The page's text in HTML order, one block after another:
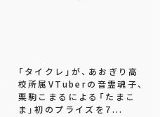
「タイクレ」が、あおぎり高
校所属VTuberの音霊魂子、
栗駒こまるによる「たまこ
ま」初のプライズを7...